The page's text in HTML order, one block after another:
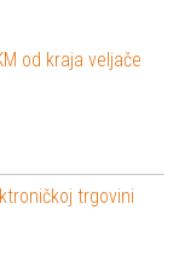
od kraja veljače
trgovini